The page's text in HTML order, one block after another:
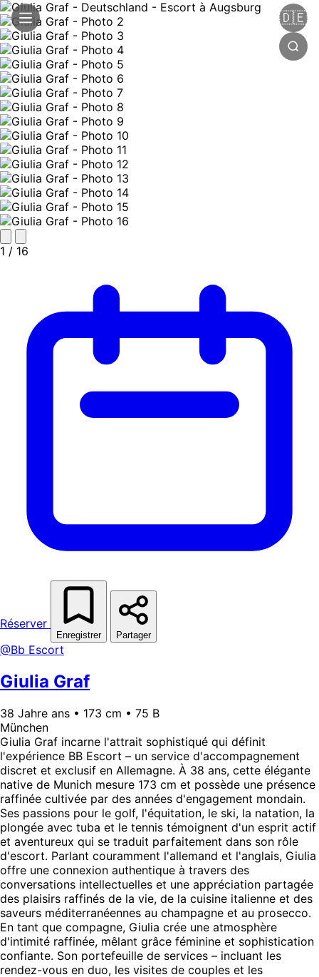
🇩🇪
1 / 16
Réserver
Enregistrer Partager
@Bb Escort
Giulia Graf
38 Jahre ans • 173 cm • 75 B
München
Giulia Graf incarne l'attrait sophistiqué qui définit
l'expérience BB Escort – un service d'accompagnement
discret et exclusif en Allemagne. À 38 ans, cette élégante
native de Munich mesure 173 cm et possède une présence
raffinée cultivée par des années d'engagement mondain.
Ses passions pour le golf, l'équitation, le ski, la natation, la
plongée avec tuba et le tennis témoignent d'un esprit actif
et aventureux qui se traduit parfaitement dans son rôle
d'escort. Parlant couramment l'allemand et l'anglais, Giulia
offre une connexion authentique à travers des
conversations intellectuelles et une appréciation partagée
des plaisirs raffinés de la vie, de la cuisine italienne et des
saveurs méditerranéennes au champagne et au prosecco.
En tant que compagne, Giulia crée une atmosphère
d'intimité raffinée, mêlant grâce féminine et sophistication
confiante. Son portefeuille de services – incluant les
rendez-vous en duo, les visites de couples et les